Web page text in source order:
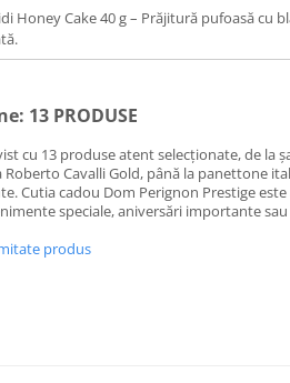
Honey Cake 40 g – Prăjitură pufoasă cu
13 PRODUSE
cu 13 produse atent selecționate, de la
Roberto Cavalli Gold, până la panettone
Cutia cadou Dom Perignon Prestige
speciale, aniversări importante
produs